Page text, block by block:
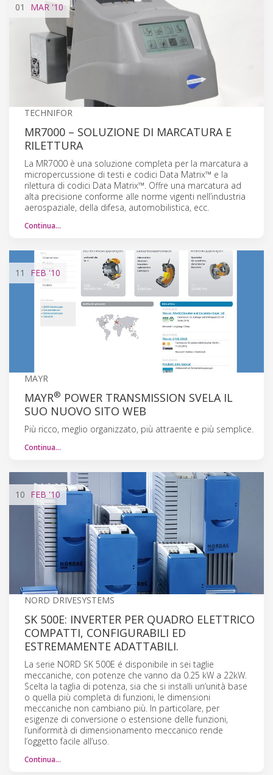
01 MAR '10
TECHNIFOR
MR7000 – SOLUZIONE DI MARCATURA E
RILETTURA
La MR7000 è una soluzione completa per la marcatura a
micropercussione di testi e codici Data Matrix™ e la
rilettura di codici Data Matrix™. Offre una marcatura ad
alta precisione conforme alle norme vigenti nell’industria
aerospaziale, della difesa, automobilistica, ecc.
Continua…
11 FEB '10
MAYR
MAYR® POWER TRANSMISSION SVELA IL
SUO NUOVO SITO WEB
Più ricco, meglio organizzato, più attraente e più semplice.
Continua…
10 FEB '10
NORD DRIVESYSTEMS
SK 500E: INVERTER PER QUADRO ELETTRICO
COMPATTI, CONFIGURABILI ED
ESTREMAMENTE ADATTABILI.
La serie NORD SK 500E é disponibile in sei taglie
meccaniche, con potenze che vanno da 0.25 kW a 22kW.
Scelta la taglia di potenza, sia che si installi un’unità base
o quella più completa di funzioni, le dimensioni
meccaniche non cambiano più. In particolare, per
esigenze di conversione o estensione delle funzioni,
l’uniformità di dimensionamento meccanico rende
l’oggetto facile all’uso.
Continua…